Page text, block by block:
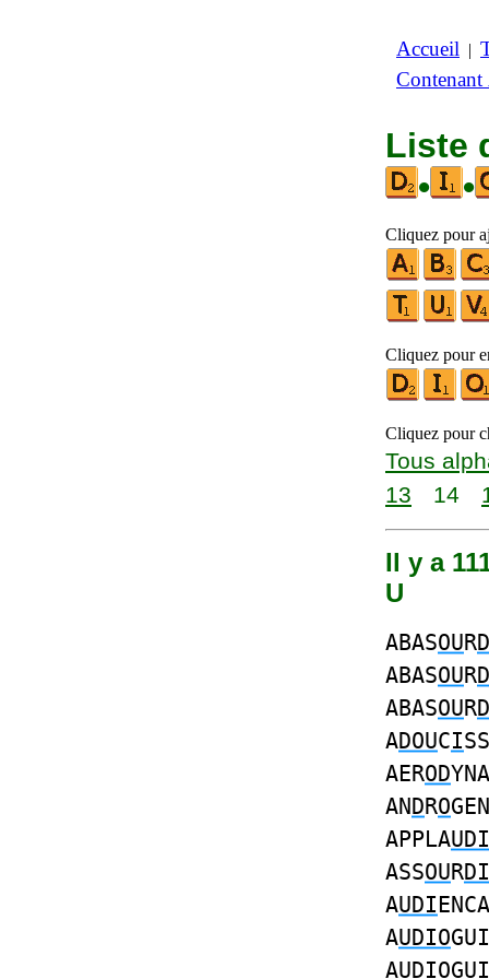
Accueil |
Liste
•
•
Cliquez pour
Cliquez pour
Cliquez pour
Tous
13
14
Il y a
U
ABASOUR
ABASOUR
ABASOUR
ADOUCI
AEROD
ANDRO
APPLAUDI
ASSOURDI
AUDI
AUDIO
AUDIO